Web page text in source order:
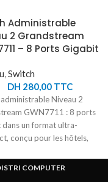
Administrable
2 Grandstream
– 8 Ports Gigabit
Switch
DH 280,00TTC
Niveau 2
GWN7711 : 8 ports
dans un format ultra-
conçu pour les hôtels,
et PME qui
segmenter et contrôler
COMPUTER